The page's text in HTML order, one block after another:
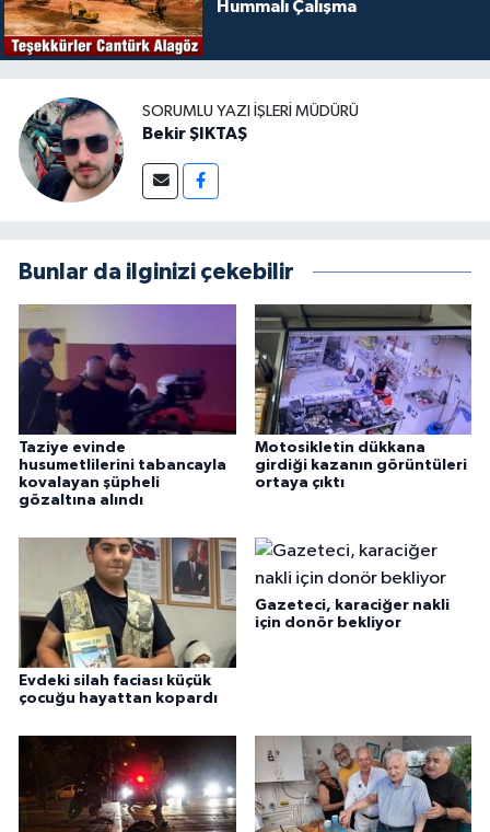
Hummalı Çalışma
SORUMLU YAZI İŞLERI MÜDÜRÜ
Bekir ŞIKTAŞ
Bunlar da ilginizi çekebilir
Taziye evinde
husumetlilerini tabancayla
kovalayan şüpheli
gözaltına alındı
Motosikletin dükkana
girdiği kazanın görüntüleri
ortaya çıktı
Evdeki silah faciası küçük
çocuğu hayattan kopardı
Gazeteci, karaciğer nakli
için donör bekliyor